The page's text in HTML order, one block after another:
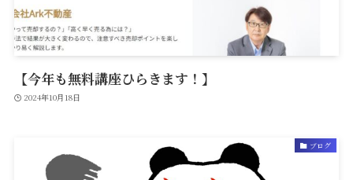
【今年も無料講座ひらきます！】
2024年10月18日
ブログ